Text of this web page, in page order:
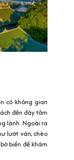
có không gian
đến đây tắm
lành. Ngoài ra
lướt ván, chèo
biển để khám